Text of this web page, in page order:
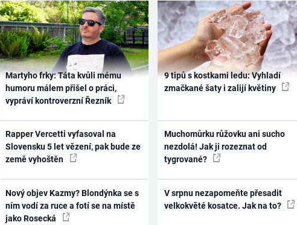
Martyho frky: Táta kvůli mému
humoru málem přišel o práci,
vypráví kontroverzní Řezník
Rapper Vercetti vyfasoval na
Slovensku 5 let vězení, pak bude ze
země vyhoštěn
Nový objev Kazmy? Blondýnka se s
ním vodí za ruce a fotí se na místě
jako Rosecká
9 tipů s kostkami ledu: Vyhladí
zmačkané šaty i zalijí květiny
Muchomůrku růžovku ani sucho
nezdolá! Jak ji rozeznat od
tygrované?
V srpnu nezapomeňte přesadit
velkokvěté kosatce. Jak na to?